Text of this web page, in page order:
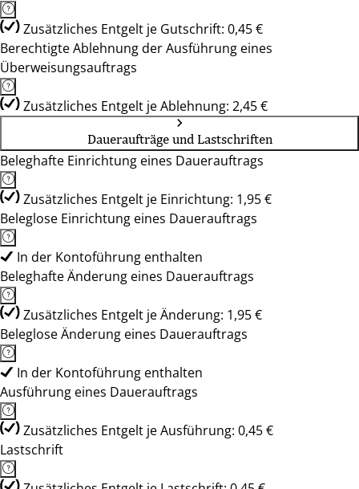
Zusätzliches Entgelt je Gutschrift: 0,45 €
Berechtigte Ablehnung der Ausführung eines
Überweisungsauftrags
Zusätzliches Entgelt je Ablehnung: 2,45 €
Daueraufträge und Lastschriften
Beleghafte Einrichtung eines Dauerauftrags
Zusätzliches Entgelt je Einrichtung: 1,95 €
Beleglose Einrichtung eines Dauerauftrags
In der Kontoführung enthalten
Beleghafte Änderung eines Dauerauftrags
Zusätzliches Entgelt je Änderung: 1,95 €
Beleglose Änderung eines Dauerauftrags
In der Kontoführung enthalten
Ausführung eines Dauerauftrags
Zusätzliches Entgelt je Ausführung: 0,45 €
Lastschrift